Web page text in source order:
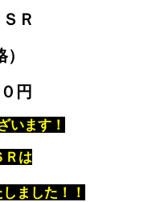
Ｒ
円
います！
Ｒは
ました！！